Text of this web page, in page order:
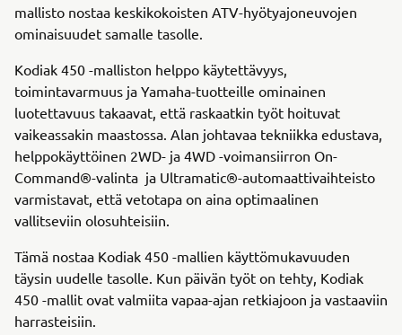
mallisto nostaa keskikokoisten ATV-hyötyajoneuvojen
ominaisuudet samalle tasolle.
Kodiak 450 -malliston helppo käytettävyys,
toimintavarmuus ja Yamaha-tuotteille ominainen
luotettavuus takaavat, että raskaatkin työt hoituvat
vaikeassakin maastossa. Alan johtavaa tekniikka edustava,
helppokäyttöinen 2WD- ja 4WD -voimansiirron On-
Command®-valinta ja Ultramatic®-automaattivaihteisto
varmistavat, että vetotapa on aina optimaalinen
vallitseviin olosuhteisiin.
Tämä nostaa Kodiak 450 -mallien käyttömukavuuden
täysin uudelle tasolle. Kun päivän työt on tehty, Kodiak
450 -mallit ovat valmiita vapaa-ajan retkiajoon ja vastaaviin
harrasteisiin.